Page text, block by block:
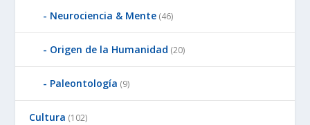
Neurociencia & Mente (46)
Origen de la Humanidad (20)
Paleontología (9)
Cultura (102)